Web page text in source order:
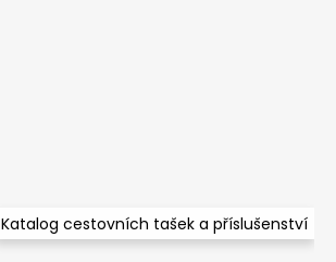
Katalog cestovních tašek a příslušenství